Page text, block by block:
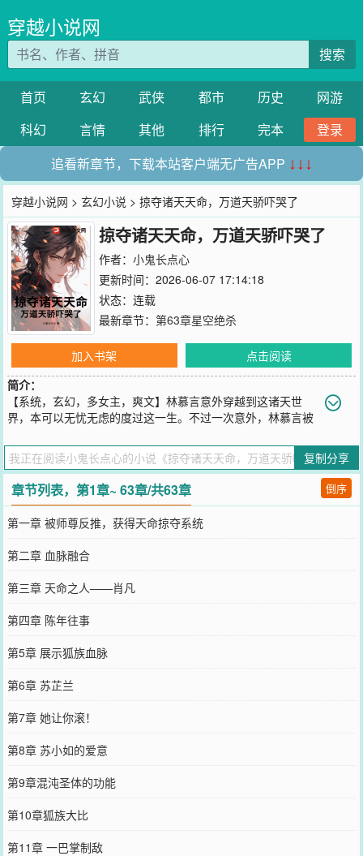
穿越小说网
搜索
首页 玄幻 武侠 都市 历史
网游
科幻
言情 其他 排行 完本
登录
追看新章节，下载本站客户端无广告APP ↓↓↓
穿越小说网 >玄幻小说 > 掠夺诸天天命，万道天骄吓哭了
掠夺诸天天命，万道天骄吓哭了
作者： 小鬼长点心
更新时间：2026-06-07 17:14:18
状态：连载
最新章节： 第63章星空绝杀
加入书架
点击阅读
简介：
【系统，玄幻，多女主，爽文】林慕言意外穿越到这诸天世
界，本可以无忧无虑的度过这一生。不过一次意外，林慕言被
明白，这个世界拥有十分多的天命之人，为了不成为天命之人成长路
上的垫脚石，他只得与其抗衡，成为世界的主宰。
您要是觉得《 掠夺诸天天命，万道天骄吓哭了
》还不错的话请不要忘
记向您QQ群和微博微信里的朋友推荐哦！
复制分享
章节列表，第1章~ 63章/共63章 倒序
第一章 被师尊反推，获得天命掠夺系统
第二章 血脉融合
第三章 天命之人——肖凡
第四章 陈年往事
第5章 展示狐族血脉
第6章 苏芷兰
第7章 她让你滚！
第8章 苏小如的爱意
第9章混沌圣体的功能
第10章狐族大比
第11章 一巴掌制敌